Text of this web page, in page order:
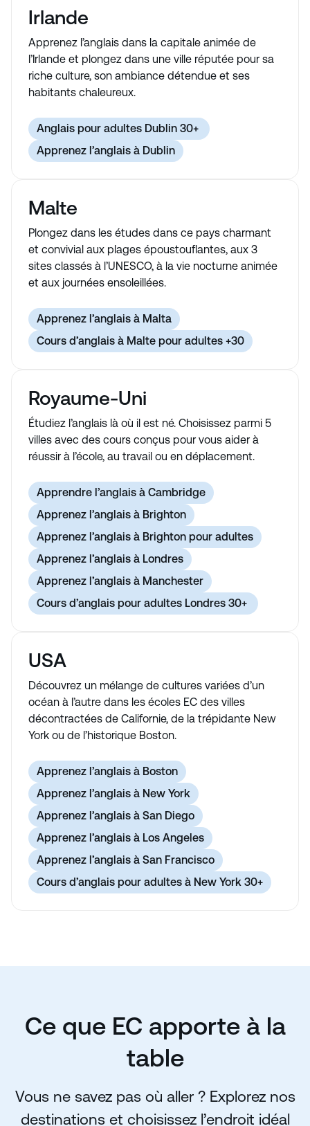
Irlande
Apprenez l’anglais dans la capitale animée de
l’Irlande et plongez dans une ville réputée pour sa
riche culture, son ambiance détendue et ses
habitants chaleureux.
Anglais pour adultes Dublin 30+
Apprenez l’anglais à Dublin
Malte
Plongez dans les études dans ce pays charmant
et convivial aux plages époustouflantes, aux 3
sites classés à l’UNESCO, à la vie nocturne animée
et aux journées ensoleillées.
Apprenez l’anglais à Malta
Cours d’anglais à Malte pour adultes +30
Royaume-Uni
Étudiez l’anglais là où il est né. Choisissez parmi 5
villes avec des cours conçus pour vous aider à
réussir à l’école, au travail ou en déplacement.
Apprendre l’anglais à Cambridge
Apprenez l’anglais à Brighton
Apprenez l’anglais à Brighton pour adultes
Apprenez l’anglais à Londres
Apprenez l’anglais à Manchester
Cours d’anglais pour adultes Londres 30+
USA
Découvrez un mélange de cultures variées d’un
océan à l’autre dans les écoles EC des villes
décontractées de Californie, de la trépidante New
York ou de l’historique Boston.
Apprenez l’anglais à Boston
Apprenez l’anglais à New York
Apprenez l’anglais à San Diego
Apprenez l’anglais à Los Angeles
Apprenez l’anglais à San Francisco
Cours d’anglais pour adultes à New York 30+
Ce que EC apporte à la
table
Vous ne savez pas où aller ? Explorez nos
destinations et choisissez l’endroit idéal